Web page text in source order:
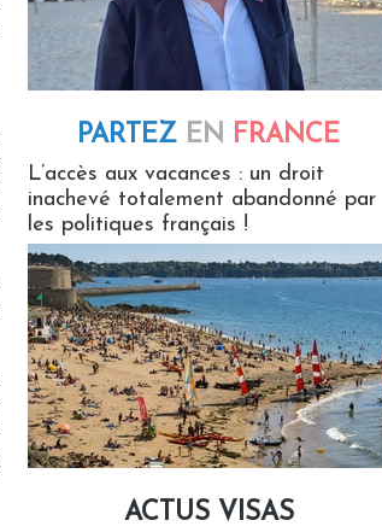
PARTEZ EN FRANCE
L’accès aux vacances : un droit
inachevé totalement abandonné par
les politiques français !
ACTUS VISAS